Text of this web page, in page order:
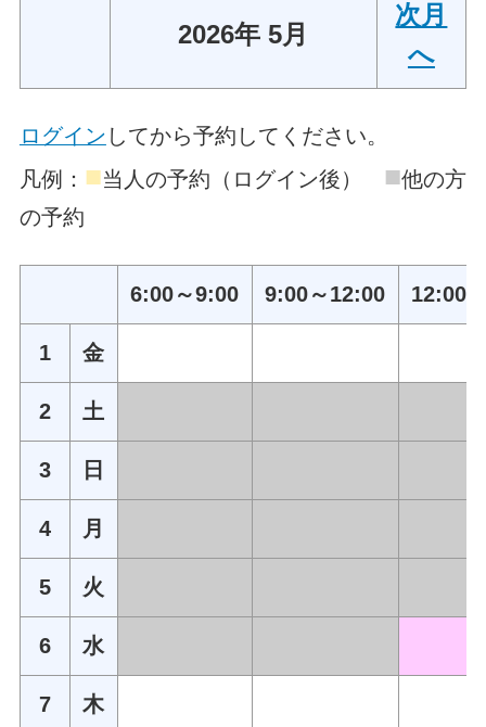
2026年 5月
次月
へ
ログイン してから予約してください。
凡例： ■当人の予約（ログイン後） ■他の方
の予約
6:00～9:00 9:00～12:00 12:00
1 金
2 土
3 日
4 月
5 火
6 水
7 木